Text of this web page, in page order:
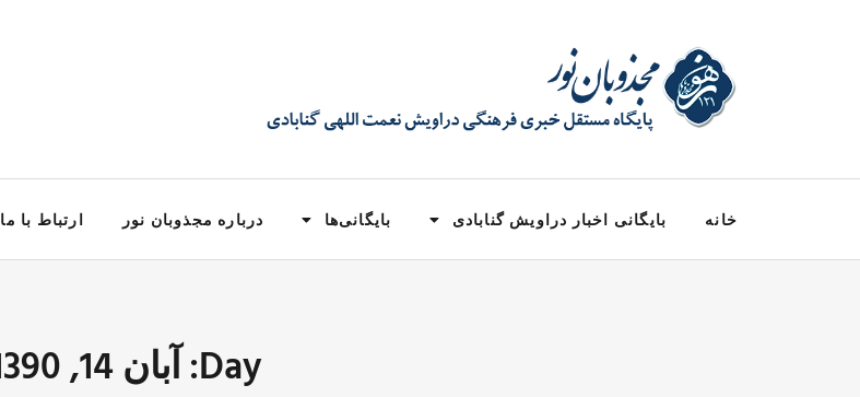
خانه بایگانی اخبار دراویش گنابادی بایگانی‌ها درباره مجذوبان نور ارتباط با ما
Day: آبان 14, 1390